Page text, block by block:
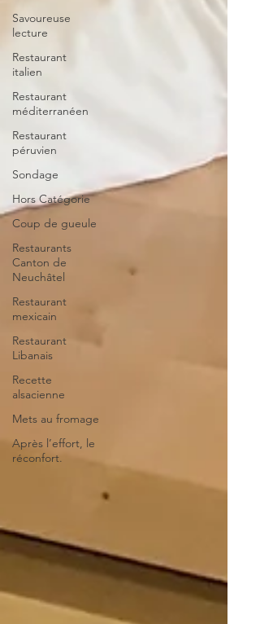
Savoureuse
lecture
Restaurant
italien
Restaurant
méditerranéen
Restaurant
péruvien
Sondage
Hors Catégorie
Coup de gueule
Restaurants
Canton de
Neuchâtel
Restaurant
mexicain
Restaurant
Libanais
Recette
alsacienne
Mets au fromage
Après l’effort, le
réconfort.